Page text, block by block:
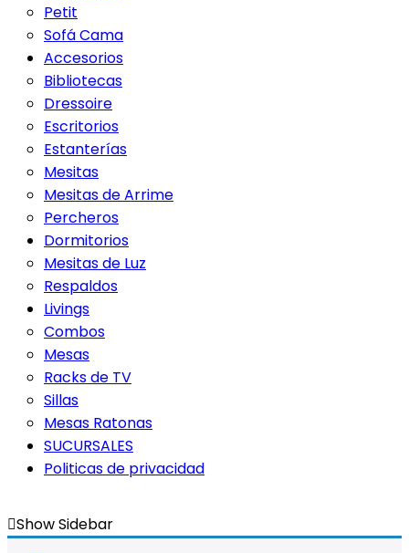
Petit
Sofá Cama
Accesorios
Bibliotecas
Dressoire
Escritorios
Estanterías
Mesitas
Mesitas de Arrime
Percheros
Dormitorios
Mesitas de Luz
Respaldos
Livings
Combos
Mesas
Racks de TV
Sillas
Mesas Ratonas
SUCURSALES
Politicas de privacidad
Show Sidebar